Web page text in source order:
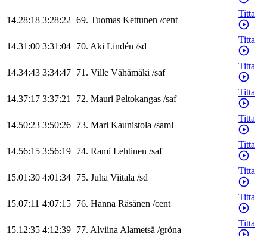
14.28:18 3:28:22 69. Tuomas Kettunen /cent
Titta
14.31:00 3:31:04 70. Aki Lindén /sd
Titta
14.34:43 3:34:47 71. Ville Vähämäki /saf
Titta
14.37:17 3:37:21 72. Mauri Peltokangas /saf
Titta
14.50:23 3:50:26 73. Mari Kaunistola /saml
Titta
14.56:15 3:56:19 74. Rami Lehtinen /saf
Titta
15.01:30 4:01:34 75. Juha Viitala /sd
Titta
15.07:11 4:07:15 76. Hanna Räsänen /cent
Titta
15.12:35 4:12:39 77. AlviinaAlametsä /gröna
Titta